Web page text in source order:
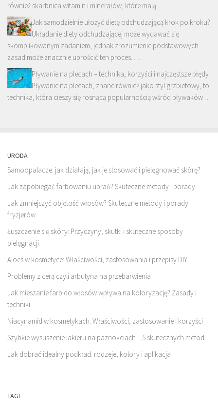
również skarbnica witamin i minerałów, które mają …
Jak samodzielnie ułożyć dietę odchudzającą krok po kroku?
Układanie diety odchudzającej może wydawać się
skomplikowanym zadaniem, jednak zrozumienie podstawowych
zasad może znacznie uprościć ten proces. …
Pływanie na plecach – technika, korzyści i najczęstsze błędy
Pływanie na plecach, znane również jako styl grzbietowy, to
technika, która cieszy się rosnącą popularnością wśród pływaków …
URODA
Samoopalacze: jak działają, jak je stosować i pielęgnować skórę?
Jak zapobiegać farbowaniu ubrań? Skuteczne metody i porady
Jak zmniejszyć objętość włosów? Skuteczne metody i porady
fryzjerów
Łuszczenie się skóry: Przyczyny, skutki i skuteczne sposoby
pielęgnacji
Aloes w kosmetyce: Właściwości, zastosowania i przepisy DIY
Problemy z cerą czyli arbutyna na przebarwienia
Jak mieszanie farb do włosów wpływa na koloryzację? Zasady i
techniki
Niacynamid w kosmetykach: Właściwości, zastosowanie i korzyści
Szybkie wysuszenie lakieru na paznokciach – 5 skutecznych metod
Jak dobrać idealny podkład: rodzeje, kolory i aplikacja
TAGI